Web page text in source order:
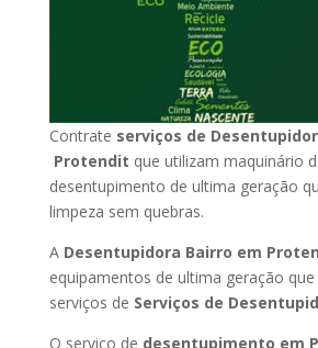
Contrate serviços de
Protendit que utilizam maquinário
desentupimento de ultima geração
limpeza sem quebras.
A Desentupidora Bairro em
equipamentos de ultima geração
serviços de Serviços de
O serviço de desentupimento em